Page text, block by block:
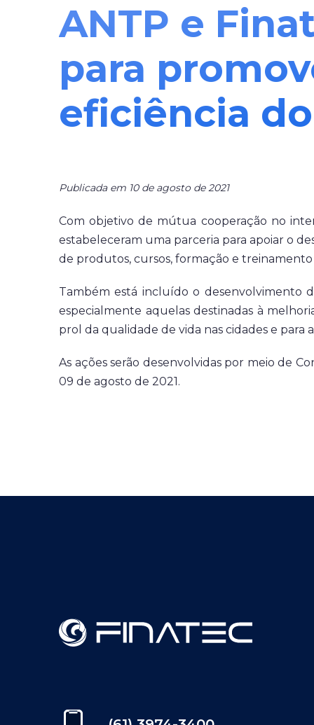
ANTP e
para
eficiência
Publicada em 10 de agosto de 2021
Com objetivo de mútua cooperação no
estabeleceram uma parceria para apoiar o
de produtos, cursos, formação e
Também está incluído o desenvolvimento
especialmente aquelas destinadas à
prol da qualidade de vida nas cidades e para
As ações serão desenvolvidas por meio de
09 de agosto de 2021.